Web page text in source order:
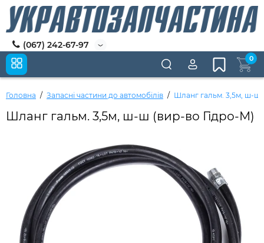
(067) 242-67-97
0
Головна Запасні частини до автомобілів Шланг гальм. 3,5м, ш-ш
Шланг гальм. 3,5м, ш-ш (вир-во Гідро-М)